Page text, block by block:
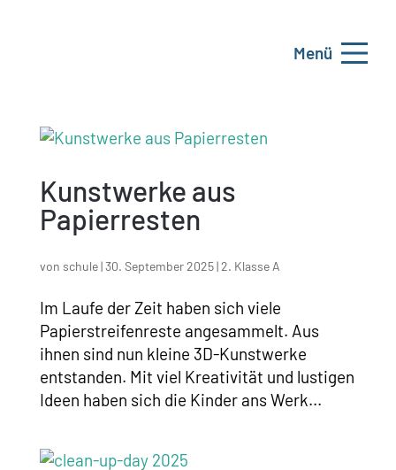
Menü
Kunstwerke aus
Papierresten
von schule|30. September 2025|2. Klasse A
Im Laufe der Zeit haben sich viele
Papierstreifenreste angesammelt. Aus
ihnen sind nun kleine 3D-Kunstwerke
entstanden. Mit viel Kreativität und lustigen
Ideen haben sich die Kinder ans Werk...